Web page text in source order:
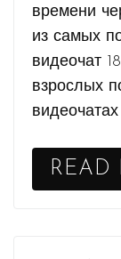
времени
из самых
видеочат
взрослых
READ